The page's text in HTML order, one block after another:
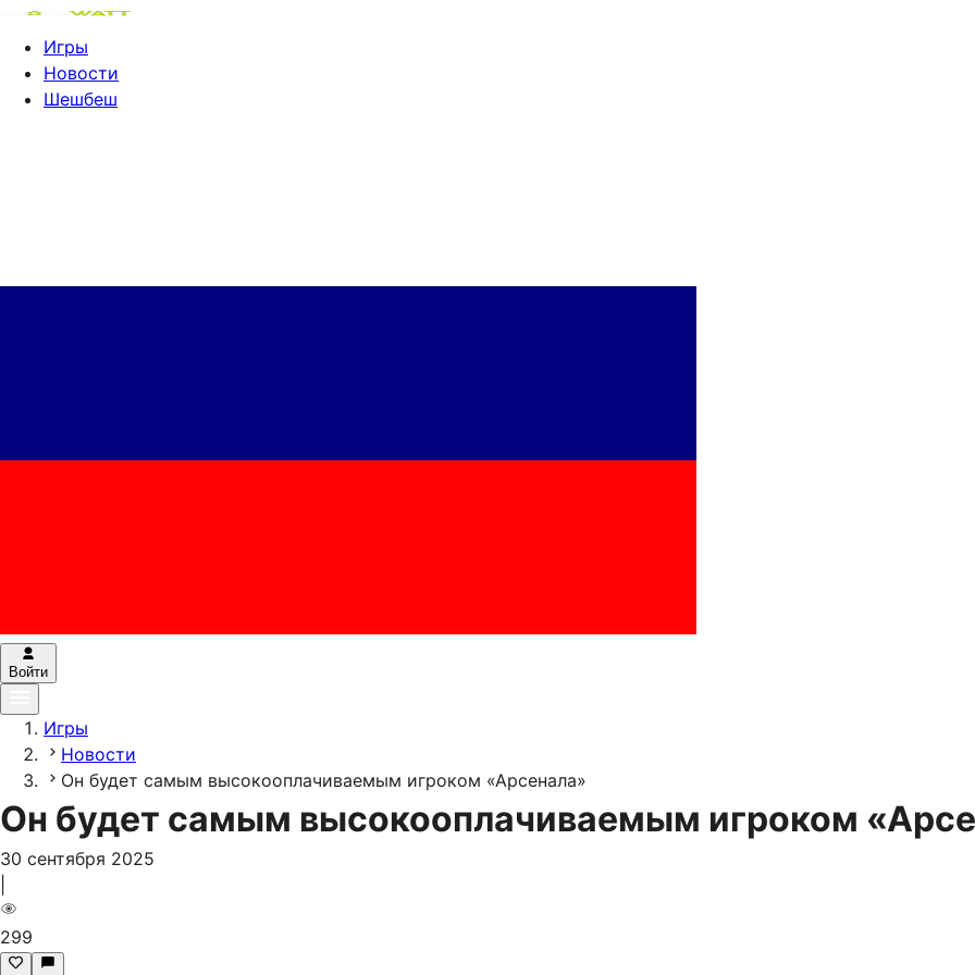
Игры
Новости
Шешбеш
Войти
Игры
Новости
Он будет самым высокооплачиваемым игроком «Арсенала»
Он будет самым высокооплачиваемым игроком
30 сентября 2025
299